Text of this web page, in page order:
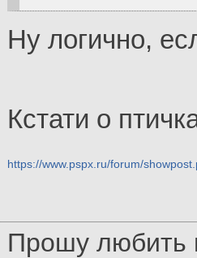
Ну логично,
Кстати о
https://www.pspx.ru/forum/
Прошу